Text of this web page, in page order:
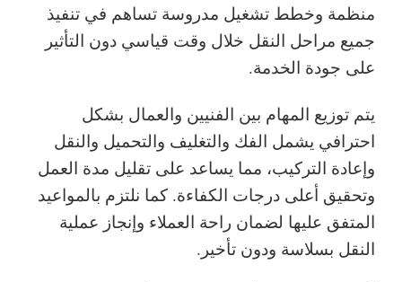
منظمة وخطط تشغيل مدروسة تساهم في تنفيذ
جميع مراحل النقل خلال وقت قياسي دون التأثير
على جودة الخدمة.
يتم توزيع المهام بين الفنيين والعمال بشكل
احترافي يشمل الفك والتغليف والتحميل والنقل
وإعادة التركيب، مما يساعد على تقليل مدة العمل
وتحقيق أعلى درجات الكفاءة. كما نلتزم بالمواعيد
المتفق عليها لضمان راحة العملاء وإنجاز عملية
النقل بسلاسة ودون تأخير.